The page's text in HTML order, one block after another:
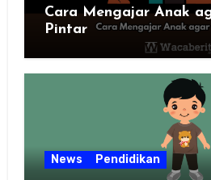
Cara Mengajar Anak
Pintar
News Pendidikan